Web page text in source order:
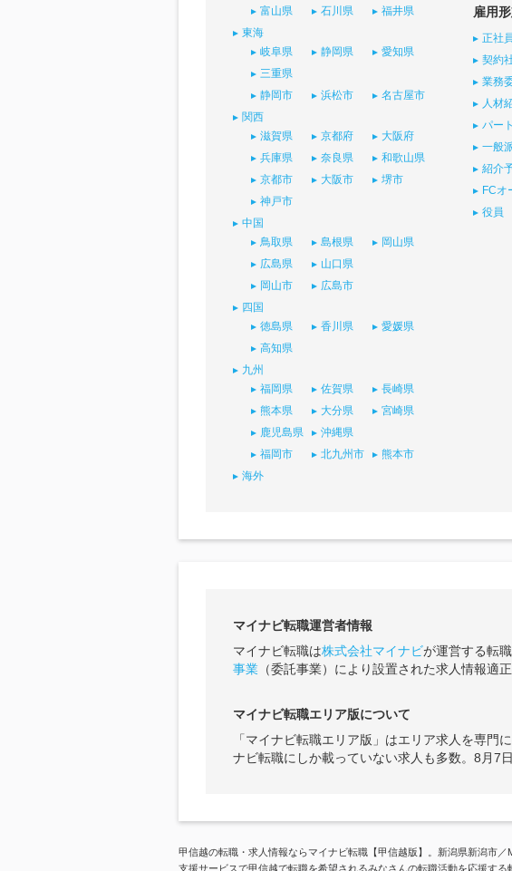
富山県
石川県
福井県
東海
岐阜県
静岡県
愛知県
三重県
静岡市
浜松市
名古屋市
関西
滋賀県
京都府
大阪府
兵庫県
奈良県
和歌山県
京都市
大阪市
堺市
神戸市
中国
鳥取県
島根県
岡山県
広島県
山口県
岡山市
広島市
四国
徳島県
香川県
愛媛県
高知県
九州
福岡県
佐賀県
長崎県
熊本県
大分県
宮崎県
鹿児島県
沖縄県
福岡市
北九州市
熊本市
海外
雇用
正社
契約
業務
人材
パー
一般
紹介
FCオ
役員
マイナビ転職運営者情報
マイナビ転職は株式会社マイナビが運営する転
事業 （委託事業）により設置された求人情報適
マイナビ転職エリア版について
「マイナビ転職エリア版」はエリア求人を専門
ナビ転職にしか載っていない求人も多数。8月7
甲信越の転職・求人情報ならマイナビ転職【甲信越版】。新潟県新潟市
支援サービスで甲信越で転職を希望されるみなさんの転職活動を応援する